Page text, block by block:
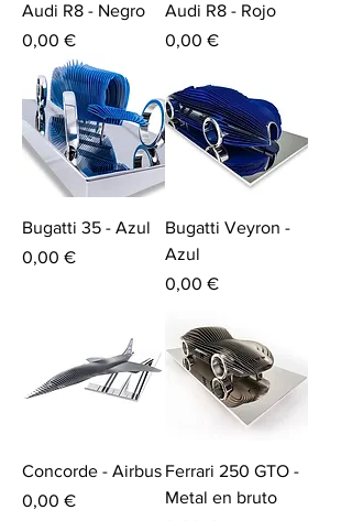
Audi R8 - Negro
Price
0,00 €
Audi R8 - Rojo
Price
0,00 €
Bugatti 35 - Azul
Price
0,00 €
Bugatti Veyron -
Azul
Price
0,00 €
Concorde - Airbus
Price
0,00 €
Ferrari 250 GTO -
Metal en bruto